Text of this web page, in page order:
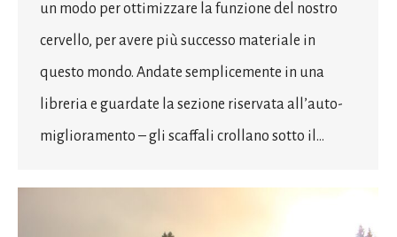
un modo per ottimizzare la funzione del nostro
cervello, per avere più successo materiale in
questo mondo. Andate semplicemente in una
libreria e guardate la sezione riservata all’auto-
miglioramento – gli scaffali crollano sotto il…